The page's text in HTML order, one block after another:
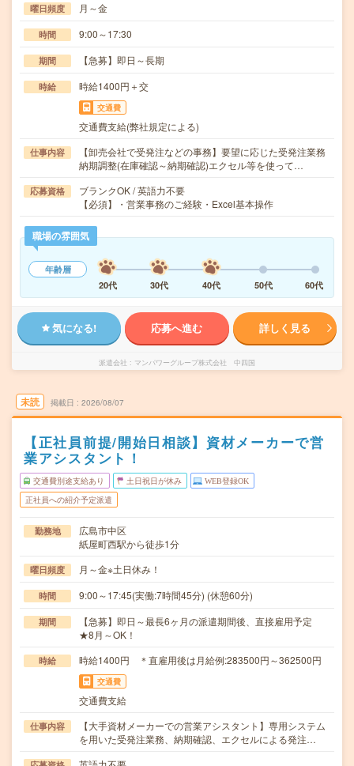
曜日頻度 月～金
時間 9:00～17:30
期間 【急募】即日～長期
時給 時給1400円＋交
交通費
交通費支給(弊社規定による)
仕事内容
【卸売会社で受発注などの事務】要望に応じた受発注業務
納期調整(在庫確認～納期確認)エクセル等を使って…
応募資格
ブランクOK / 英語力不要
【必須】・営業事務のご経験・Excel基本操作
職場の雰囲気
年齢層
20代
30代 40代 50代 60代
気になる! 応募へ進む 詳しく見る
派遣会社 マンパワーグループ株式会社 中四国
未読 掲載日 2026/08/07
【正社員前提/開始日相談】資材メーカーで営
業アシスタント！
交通費別途支給あり 土日祝日が休み WEB登録OK
正社員への紹介予定派遣
勤務地
広島市中区
紙屋町西駅から徒歩1分
曜日頻度 月～金※土日休み！
時間 9:00～17:45(実働:7時間45分) (休憩60分)
期間
【急募】即日～最長6ヶ月の派遣期間後、直接雇用予定
★8月～OK！
時給 時給1400円 ＊直雇用後は月給例:283500円～362500円
交通費
交通費支給
仕事内容
【大手資材メーカーでの営業アシスタント】専用システム
を用いた受発注業務、納期確認、エクセルによる発注…